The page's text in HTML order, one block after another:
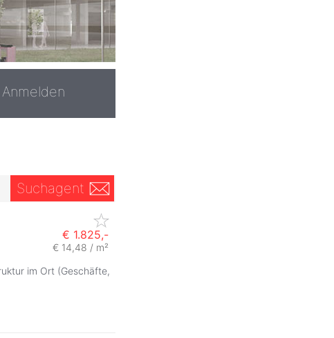
Anmelden
Suchagent
€ 1.825,-
€ 14,48 / m²
im Ort (Geschäfte,